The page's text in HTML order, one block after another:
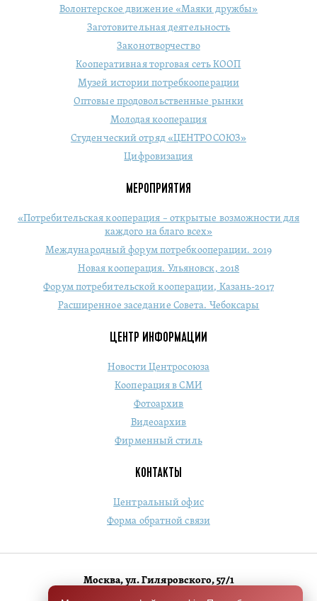
Волонтерское движение «Маяки дружбы»
Заготовительная деятельность
Законотворчество
Кооперативная торговая сеть КООП
Музей истории потребкооперации
Оптовые продовольственные рынки
Молодая кооперация
Студенческий отряд «ЦЕНТРОСОЮЗ»
Цифровизация
МЕРОПРИЯТИЯ
«Потребительская кооперация – открытые возможности для
каждого на благо всех»
Международный форум потребкооперации. 2019
Новая кооперация. Ульяновск, 2018
Форум потребительской кооперации, Казань-2017
Расширенное заседание Совета. Чебоксары
ЦЕНТР ИНФОРМАЦИИ
Новости Центросоюза
Кооперация в СМИ
Фотоархив
Видеоархив
Фирменный стиль
КОНТАКТЫ
Центральный офис
Форма обратной связи
Москва, ул. Гиляровского, 57/1
+7 (495) 684-1803